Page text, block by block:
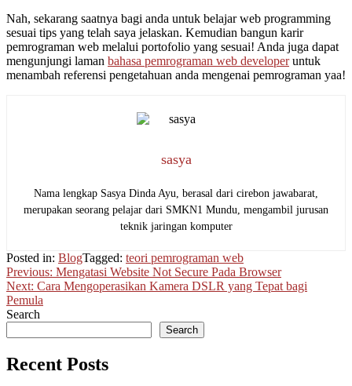
Nah, sekarang saatnya bagi anda untuk belajar web programming
sesuai tips yang telah saya jelaskan. Kemudian bangun karir
pemrograman web melalui portofolio yang sesuai! Anda juga dapat
mengunjungi laman bahasa pemrograman web developeruntuk
menambah referensi pengetahuan anda mengenai pemrograman yaa!
sasya
Nama lengkap Sasya Dinda Ayu, berasal dari cirebon jawabarat,
merupakan seorang pelajar dari SMKN1 Mundu, mengambil jurusan
teknik jaringan komputer
Posted in: BlogTagged: teori pemrograman web
Post
navigation
Previous: Mengatasi Website Not Secure Pada Browser
Next: Cara Mengoperasikan Kamera DSLR yang Tepat bagi
Pemula
Search
Search
Recent Posts